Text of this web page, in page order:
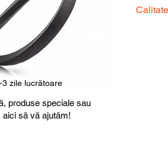
pentru
3 zile lucrătoare
produse speciale sau
aici să vă ajutăm!